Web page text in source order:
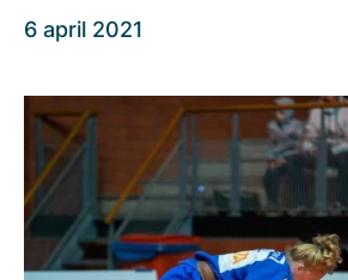
6 april 2021